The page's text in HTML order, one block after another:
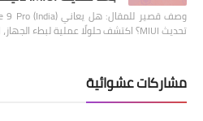
تحديث MIUI؟ اكتشف حلولًا عملية لبطء الجهاز، است…
مشاركات عشوائية